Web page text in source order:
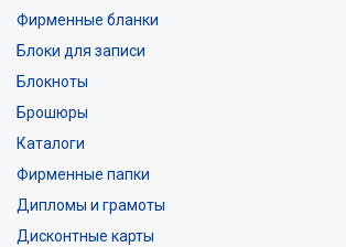
Фирменные бланки
Блоки для записи
Блокноты
Брошюры
Каталоги
Фирменные папки
Дипломы и грамоты
Дисконтные карты